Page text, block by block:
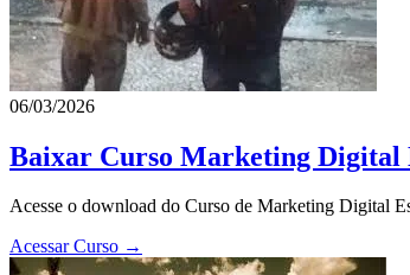
06/03/2026
Baixar Curso Marketing Digital
Acesse o download do Curso de Marketing Digital
Acessar Curso →